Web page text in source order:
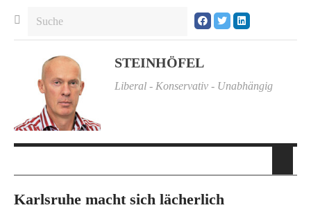
STEINHÖFEL
Liberal - Konservativ - Unabhängig
Karlsruhe macht sich lächerlich